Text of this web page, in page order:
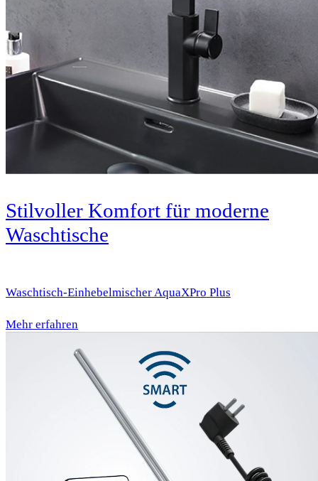
Stilvoller Komfort für moderne
Waschtische
Waschtisch-Einhebelmischer AquaXPro Plus
Mehr erfahren